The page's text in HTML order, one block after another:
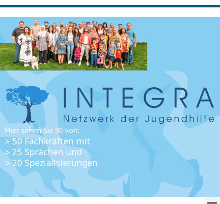
Hier sehen Sie 30 von:
> 50 Fachkräften mit
> 25 Sprachen und
> 20 Spezialisierungen